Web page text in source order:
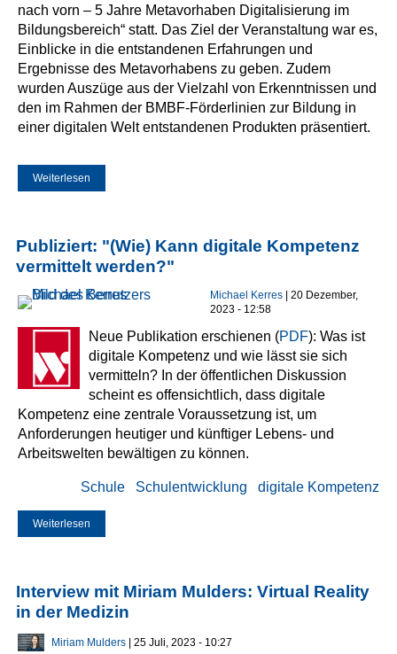
nach vorn – 5 Jahre Metavorhaben Digitalisierung im
Bildungsbereich“ statt. Das Ziel der Veranstaltung war es,
Einblicke in die entstandenen Erfahrungen und
Ergebnisse des Metavorhabens zu geben. Zudem
wurden Auszüge aus der Vielzahl von Erkenntnissen und
den im Rahmen der BMBF-Förderlinien zur Bildung in
einer digitalen Welt entstandenen Produkten präsentiert.
Weiterlesen
Jahre Metavorhaben Digitalisierung im Bildungsbereich"
Publiziert: "(Wie) Kann digitale Kompetenz
vermittelt werden?"
Michael Kerres| 20 Dezember,
2023 - 12:58
Neue Publikation erschienen (PDF): Was ist
digitale Kompetenz und wie lässt sie sich
vermitteln? In der öffentlichen Diskussion
scheint es offensichtlich, dass digitale
Kompetenz eine zentrale Voraussetzung ist, um
Anforderungen heutiger und künftiger Lebens- und
Arbeitswelten bewältigen zu können.
digitale Kompetenz
Schulentwicklung
Schule
Weiterlesen
werden?"
Interview mit Miriam Mulders: Virtual Reality
in der Medizin
Miriam Mulders | 25 Juli, 2023 - 10:27